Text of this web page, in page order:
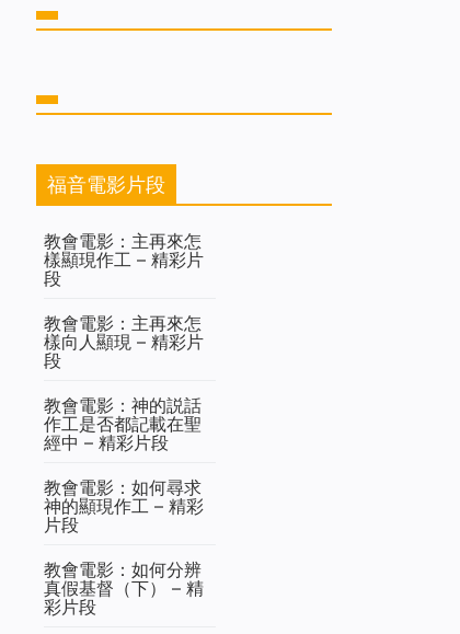
福音電影片段
教會電影：主再來怎
樣顯現作工 – 精彩片
段
教會電影：主再來怎
樣向人顯現 – 精彩片
段
教會電影：神的説話
作工是否都記載在聖
經中 – 精彩片段
教會電影：如何尋求
神的顯現作工 – 精彩
片段
教會電影：如何分辨
真假基督（下） – 精
彩片段